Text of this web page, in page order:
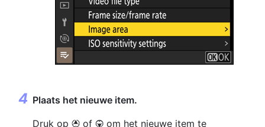
Plaats het nieuwe item.
Druk op 1 of 3 om het nieuwe item te